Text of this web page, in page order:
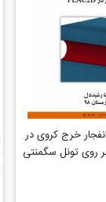
خرج کروی در
روی تونل سگمنتی